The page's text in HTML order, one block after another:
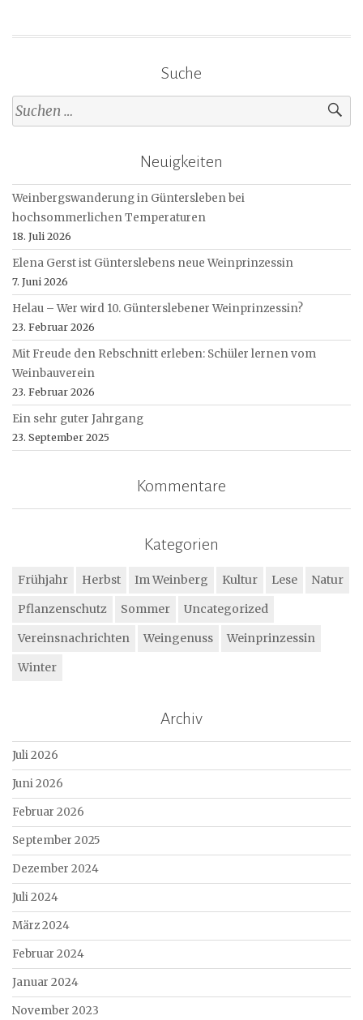
Suche
Suche
nach:
Neuigkeiten
Weinbergswanderung in Güntersleben bei
hochsommerlichen Temperaturen
18. Juli 2026
Elena Gerst ist Günterslebens neue Weinprinzessin
7. Juni 2026
Helau – Wer wird 10. Günterslebener Weinprinzessin?
23. Februar 2026
Mit Freude den Rebschnitt erleben: Schüler lernen vom
Weinbauverein
23. Februar 2026
Ein sehr guter Jahrgang
23. September 2025
Kommentare
Kategorien
Frühjahr Herbst Im Weinberg Kultur Lese
Natur
Pflanzenschutz
Sommer
Uncategorized
Vereinsnachrichten
Weingenuss
Weinprinzessin
Winter
Archiv
Juli 2026
Juni 2026
Februar 2026
September 2025
Dezember 2024
Juli 2024
März 2024
Februar 2024
Januar 2024
November 2023